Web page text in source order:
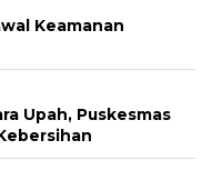
Keamanan
Upah, Puskesmas